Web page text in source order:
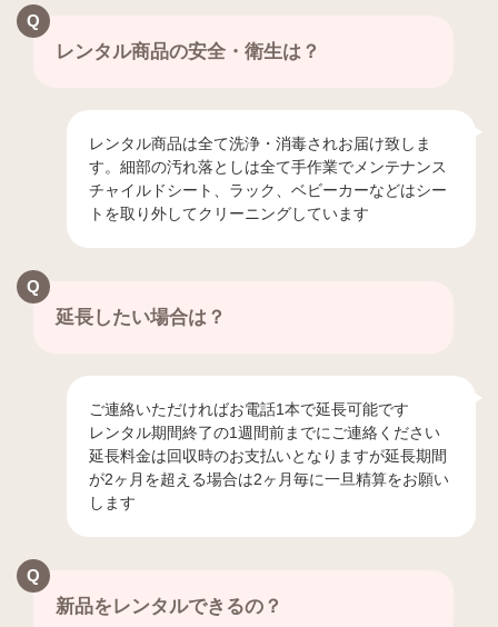
レンタル商品の安全・衛生は？
レンタル商品は全て洗浄・消毒されお届け致しま
す。細部の汚れ落としは全て手作業でメンテナンス
チャイルドシート、ラック、ベビーカーなどはシー
トを取り外してクリーニングしています
延長したい場合は？
ご連絡いただければお電話1本で延長可能です
レンタル期間終了の1週間前までにご連絡ください
延長料金は回収時のお支払いとなりますが延長期間
が2ヶ月を超える場合は2ヶ月毎に一旦精算をお願い
します
新品をレンタルできるの？